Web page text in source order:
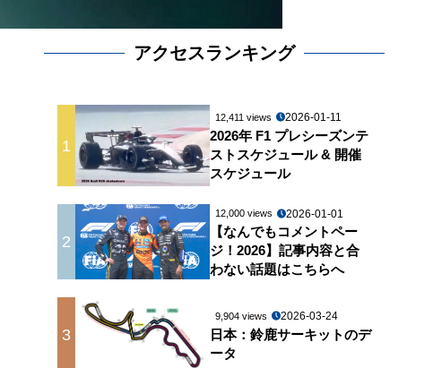
アクセスランキング
1
12,411 views 2026-01-11
2026年 F1 プレシーズンテ
ストスケジュール & 開催
スケジュール
2
12,000 views 2026-01-01
【なんでもコメントペー
ジ！2026】記事内容と合
わない話題はこちらへ
3
9,904 views 2026-03-24
日本：鈴鹿サーキットのデ
ータ